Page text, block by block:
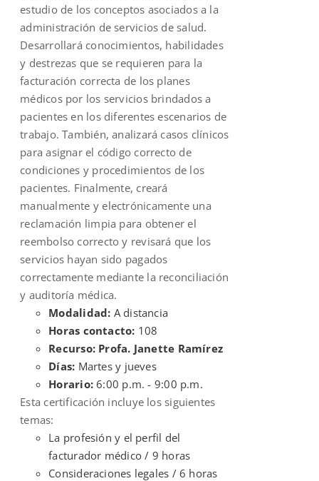
estudio de los conceptos asociados a la
administración de servicios de salud.
Desarrollará conocimientos, habilidades
y destrezas que se requieren para la
facturación correcta de los planes
médicos por los servicios brindados a
pacientes en los diferentes escenarios de
trabajo. También, analizará casos clínicos
para asignar el código correcto de
condiciones y procedimientos de los
pacientes. Finalmente, creará
manualmente y electrónicamente una
reclamación limpia para obtener el
reembolso correcto y revisará que los
servicios hayan sido pagados
correctamente mediante la reconciliación
y auditoría médica.
Modalidad: A distancia
Horas contacto: 108
Recurso: Profa. Janette Ramírez
Días: Martes y jueves
Horario:6:00 p.m. - 9:00 p.m.
Esta certificación incluye los siguientes
temas:
La profesión y el perfil del
facturador médico / 9 horas
Consideraciones legales / 6 horas